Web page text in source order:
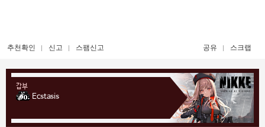
추천확인 신고 스팸신고 공유 스크랩
갑부
Ecstasis